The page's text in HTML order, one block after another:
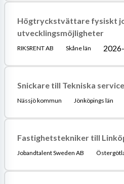
Högtryckstvättare fysiskt
utvecklingsmöjligheter
RIKSRENT AB Skåne län
Snickare till Tekniska
Nässjö kommun Jönköpings län
Fastighetstekniker till
Jobandtalent Sweden AB